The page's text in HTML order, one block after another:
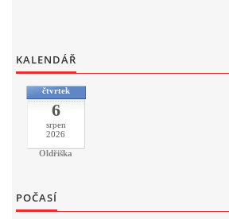
KALENDÁŘ
čtvrtek
6
srpen
2026
Oldřiška
POČASÍ